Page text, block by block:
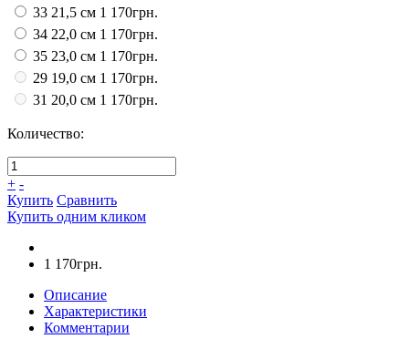
33 21,5 см 1 170грн.
34 22,0 см 1 170грн.
35 23,0 см 1 170грн.
29 19,0 см 1 170грн.
31 20,0 см 1 170грн.
Количество:
+ -
Купить Сравнить
Купить одним кликом
1 170грн.
Описание
Характеристики
Комментарии